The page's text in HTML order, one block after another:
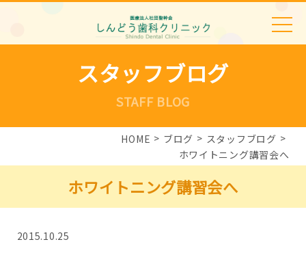
スタッフブログ
STAFF BLOG
HOME ブログ
スタッフブログ
ホワイトニング講習会へ
ホワイトニング講習会へ
2015.10.25